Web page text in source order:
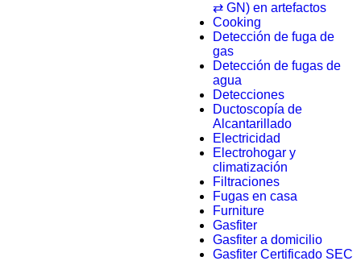
⇄ GN) en artefactos
Cooking
Detección de fuga de
gas
Detección de fugas de
agua
Detecciones
Ductoscopía de
Alcantarillado
Electricidad
Electrohogar y
climatización
Filtraciones
Fugas en casa
Furniture
Gasfiter
Gasfiter a domicilio
Gasfiter Certificado SEC